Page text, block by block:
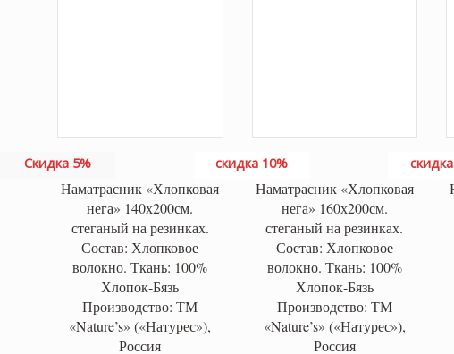
Скидка 5%
Наматрасник «Хлопковая
нега» 140х200см.
стеганый на резинках.
Состав: Хлопковое
волокно. Ткань: 100%
Хлопок-Бязь
Производство: ТМ
«Nature’s» («Натурес»),
Россия
скидка 10%
Наматрасник «Хлопковая
нега» 160х200см.
стеганый на резинках.
Состав: Хлопковое
волокно. Ткань: 100%
Хлопок-Бязь
Производство: ТМ
«Nature’s» («Натурес»),
Россия